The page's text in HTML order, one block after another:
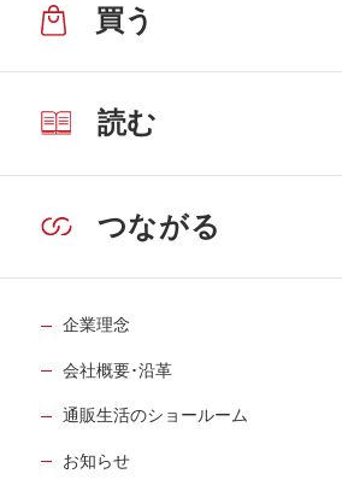
買う
読む
つながる
企業理念
会社概要･沿革
通販生活のショールーム
お知らせ